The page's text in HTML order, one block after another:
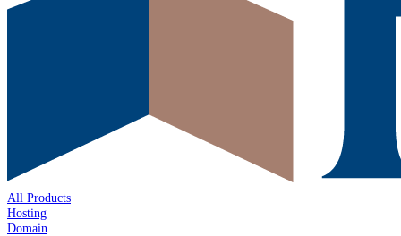
All Products
Hosting
Domain